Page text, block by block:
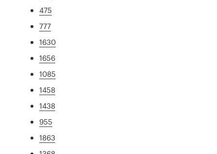
475
777
1630
1656
1085
1458
1438
955
1863